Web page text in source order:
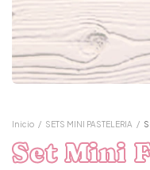
Inicio / SETS MINI PASTELERIA /
Set Mini